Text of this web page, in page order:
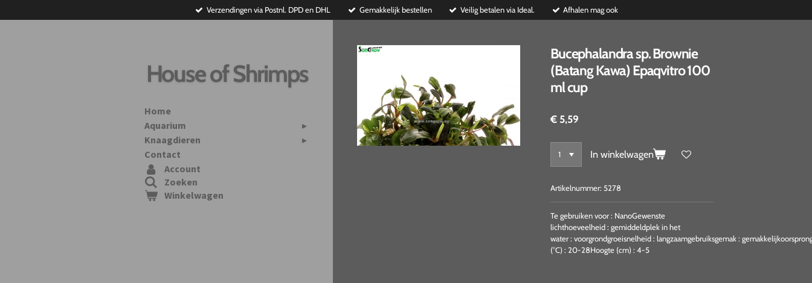
direct
Verzendingen via Postnl. DPD en DHL Gemakkelijk bestellen Veilig betalen via Ideal. Afhalen mag ook
Bucephalandra sp. Brownie
(Batang Kawa) Epaqvitro 100
ml cup
€ 5,59
In winkelwagen
Artikelnummer: 5278
Te gebruiken voor: NanoGewenste
lichthoeveelheid:gemiddeldplek in het
water:voorgrondgroeisnelheid:langzaamgebruiksgemak:gemakkelijk
(°C) : 20-28Hoogte (cm) :4-5
House of Shrimps
Home
Aquarium
Knaagdieren
Contact
Account
Zoeken
Winkelwagen